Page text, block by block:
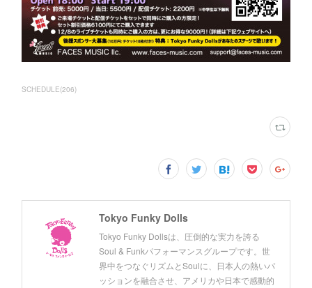
SCHEDULE(206)
Tokyo Funky Dolls
Tokyo Funky Dollsは、圧倒的な実力を誇る
Soul & Funkパフォーマンスグループです。世
界中をつなぐリズムとSoulに、日本人の熱いパ
ッションを融合させ、アメリカや日本で感動的